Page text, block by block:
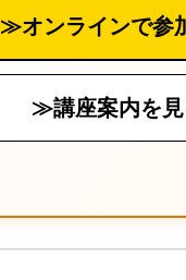
≫オンラインで参
≫講座案内を